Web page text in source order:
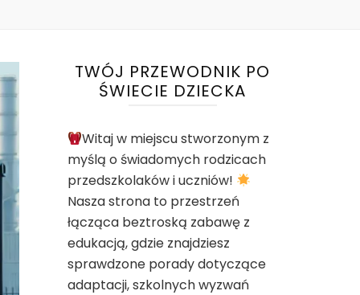
TWÓJ PRZEWODNIK PO
ŚWIECIE DZIECKA
Witaj w miejscu stworzonym z
myślą o świadomych rodzicach
przedszkolaków i uczniów!
Nasza strona to przestrzeń
łącząca beztroską zabawę z
edukacją, gdzie znajdziesz
sprawdzone porady dotyczące
adaptacji, szkolnych wyzwań